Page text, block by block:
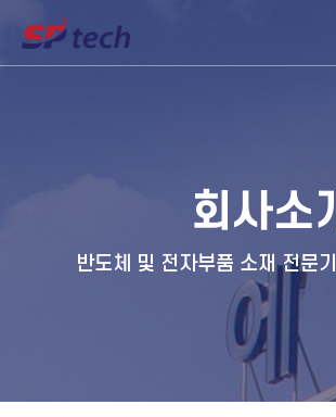
회사소
반도체 및 전자부품 소재 전문